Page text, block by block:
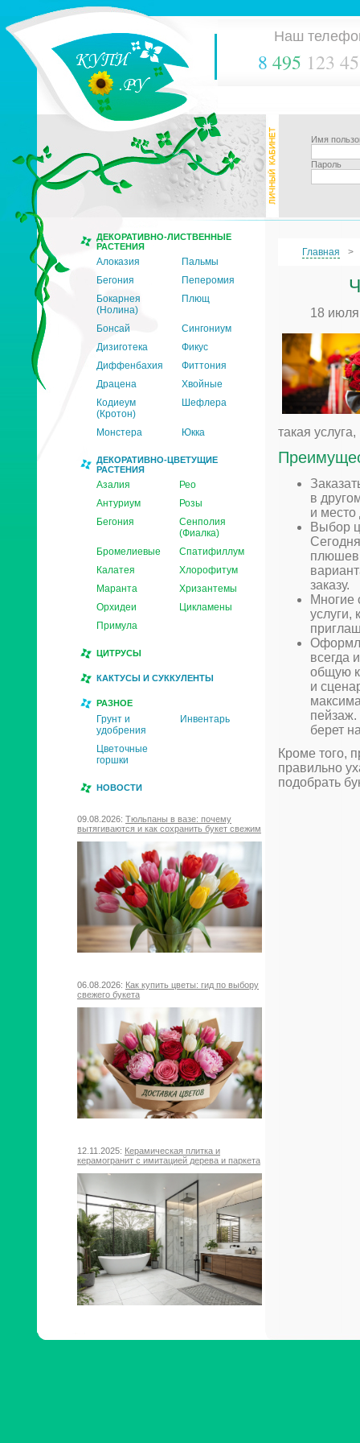
Наш
8 495 123
Имя
Пароль
ДЕКОРАТИВНО-ЛИСТВЕННЫЕ
РАСТЕНИЯ
Алоказия
Пальмы
Бегония
Пеперомия
Бокарнея
(Нолина)
Плющ
Бонсай
Сингониум
Дизиготека
Фикус
Диффенбахия
Фиттония
Драцена
Хвойные
Кодиеум
(Кротон)
Шефлера
Монстера Юкка
ДЕКОРАТИВНО-ЦВЕТУЩИЕ
РАСТЕНИЯ
Азалия
Рео
Антуриум
Розы
Бегония
Сенполия
(Фиалка)
Бромелиевые
Спатифиллум
Калатея
Хлорофитум
Маранта
Хризантемы
Орхидеи
Цикламены
Примула
ЦИТРУСЫ
КАКТУСЫ И СУККУЛЕНТЫ
РАЗНОЕ
Грунт и
удобрения
Инвентарь
Цветочные
горшки
НОВОСТИ
09.08.2026: Тюльпаны в вазе: почему
вытягиваются и как сохранить букет свежим
06.08.2026: Как купить цветы: гид по выбору
свежего букета
12.11.2025: Керамическая плитка и
керамогранит с имитацией дерева и паркета
Главная
18
такая
в
и место
Выбор
заказу.
Многие
услуги,
всегда
общую
и
берет
Кроме того,
правильно
подобрать